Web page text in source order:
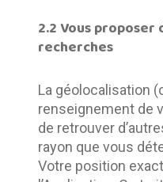
2.2 Vous
recherches
La géolocalisation
renseignement de
de retrouver
Votre position